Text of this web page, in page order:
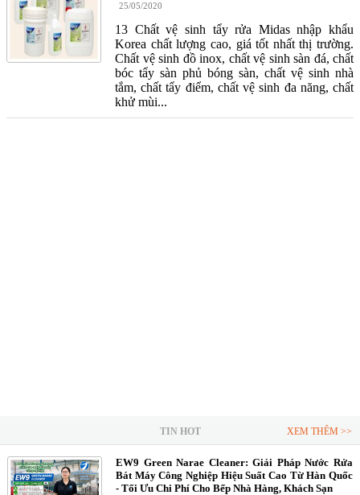
25/05/2020
13 Chất vệ sinh tẩy rửa Midas nhập khẩu
Korea chất lượng cao, giá tốt nhất thị trường.
Chất vệ sinh đồ inox, chất vệ sinh sàn đá, chất
bóc tẩy sàn phủ bóng sàn, chất vệ sinh nhà
tắm, chất tẩy điểm, chất vệ sinh đa năng, chất
khử mùi...
TIN HOT XEM THÊM >>
EW9 Green Narae Cleaner: Giải Pháp Nước Rửa
Bát Máy Công Nghiệp Hiệu Suất Cao Từ Hàn Quốc
- Tối Ưu Chi Phí Cho Bếp Nhà Hàng, Khách Sạn